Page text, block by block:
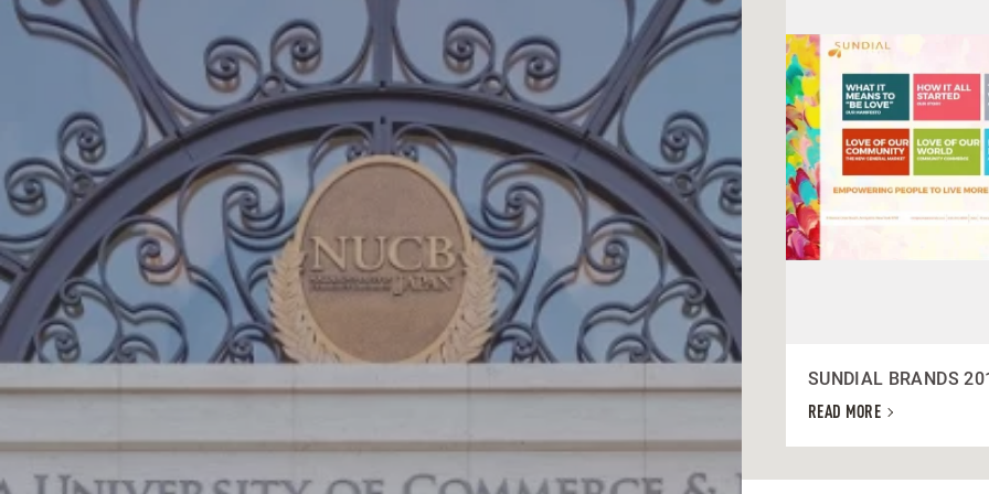
SUNDIAL BRANDS
READ MORE